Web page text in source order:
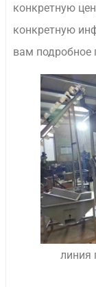
конкретную
конкретную
вам подробное
линия